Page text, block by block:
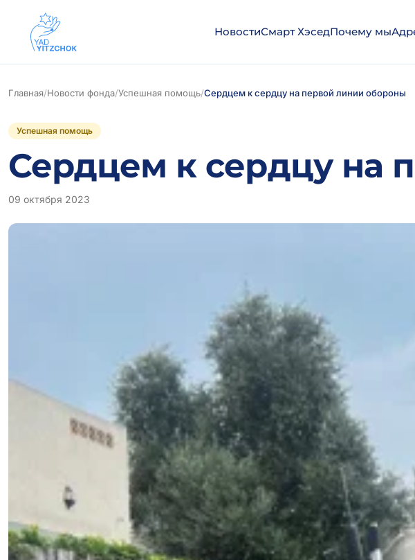
НовостиСмарт ХэседПочему мы
Главная/Новости фонда/Успешная помощь/Сердцем к сердцу на первой линии обороны
Успешная помощь
Сердцем к сердцу на
09 октября 2023